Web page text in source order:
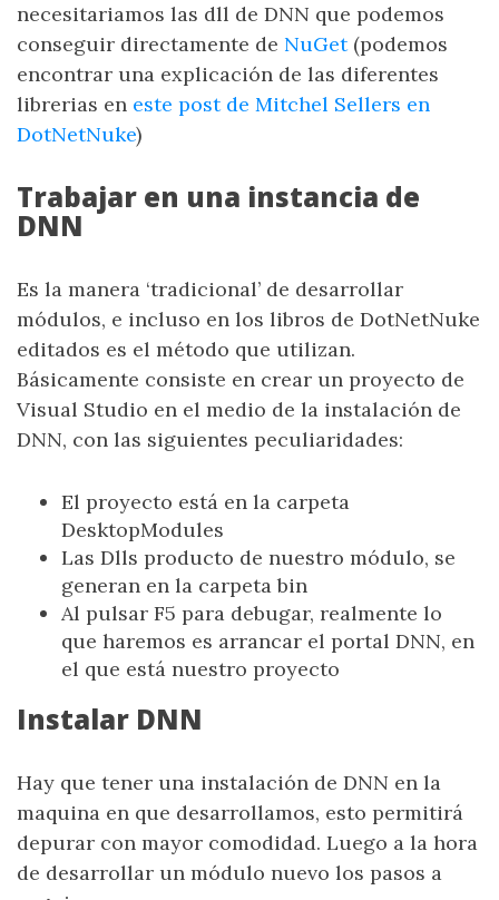
necesitariamos las dll de DNN que podemos
conseguir directamente de NuGet(podemos
encontrar una explicación de las diferentes
librerias en este post de Mitchel Sellers en
DotNetNuke)
Trabajar en una instancia de
DNN
Es la manera ‘tradicional’ de desarrollar
módulos, e incluso en los libros de DotNetNuke
editados es el método que utilizan.
Básicamente consiste en crear un proyecto de
Visual Studio en el medio de la instalación de
DNN, con las siguientes peculiaridades:
El proyecto está en la carpeta
DesktopModules
Las Dlls producto de nuestro módulo, se
generan en la carpeta bin
Al pulsar F5 para debugar, realmente lo
que haremos es arrancar el portal DNN, en
el que está nuestro proyecto
Instalar DNN
Hay que tener una instalación de DNN en la
maquina en que desarrollamos, esto permitirá
depurar con mayor comodidad. Luego a la hora
de desarrollar un módulo nuevo los pasos a